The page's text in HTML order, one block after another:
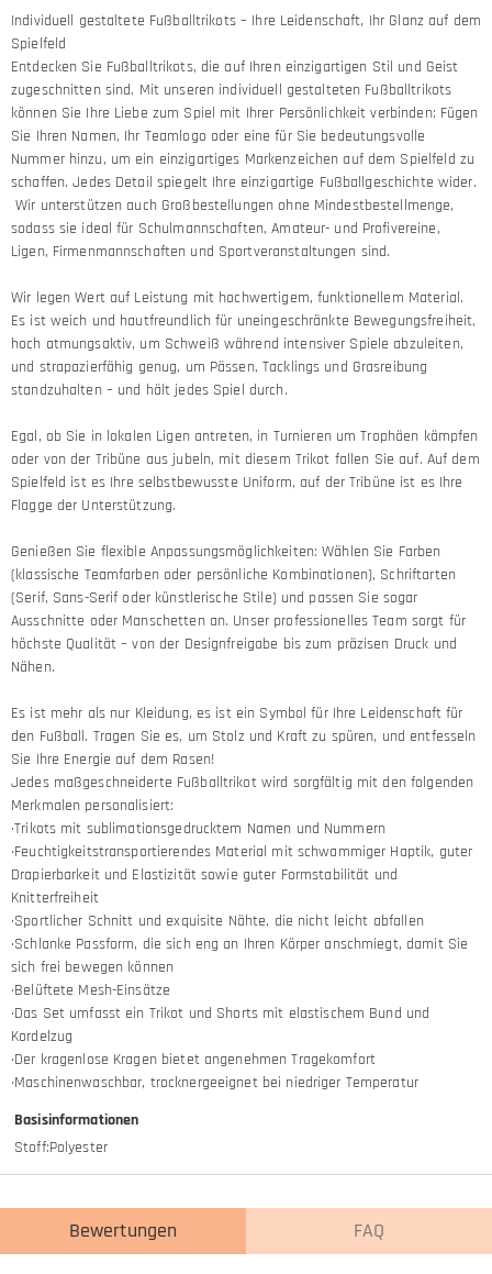
Individuell gestaltete Fußballtrikots – Ihre Leidenschaft, Ihr Glanz auf dem
Spielfeld
Entdecken Sie Fußballtrikots, die auf Ihren einzigartigen Stil und Geist
zugeschnitten sind. Mit unseren individuell gestalteten Fußballtrikots
können Sie Ihre Liebe zum Spiel mit Ihrer Persönlichkeit verbinden: Fügen
Sie Ihren Namen, Ihr Teamlogo oder eine für Sie bedeutungsvolle
Nummer hinzu, um ein einzigartiges Markenzeichen auf dem Spielfeld zu
schaffen. Jedes Detail spiegelt Ihre einzigartige Fußballgeschichte wider.
Wir unterstützen auch Großbestellungen ohne Mindestbestellmenge,
sodass sie ideal für Schulmannschaften, Amateur- und Profivereine,
Ligen, Firmenmannschaften und Sportveranstaltungen sind.
Wir legen Wert auf Leistung mit hochwertigem, funktionellem Material.
Es ist weich und hautfreundlich für uneingeschränkte Bewegungsfreiheit,
hoch atmungsaktiv, um Schweiß während intensiver Spiele abzuleiten,
und strapazierfähig genug, um Pässen, Tacklings und Grasreibung
standzuhalten – und hält jedes Spiel durch.
Egal, ob Sie in lokalen Ligen antreten, in Turnieren um Trophäen kämpfen
oder von der Tribüne aus jubeln, mit diesem Trikot fallen Sie auf. Auf dem
Spielfeld ist es Ihre selbstbewusste Uniform, auf der Tribüne ist es Ihre
Flagge der Unterstützung.
Genießen Sie flexible Anpassungsmöglichkeiten: Wählen Sie Farben
(klassische Teamfarben oder persönliche Kombinationen), Schriftarten
(Serif, Sans-Serif oder künstlerische Stile) und passen Sie sogar
Ausschnitte oder Manschetten an. Unser professionelles Team sorgt für
höchste Qualität – von der Designfreigabe bis zum präzisen Druck und
Nähen.
Es ist mehr als nur Kleidung, es ist ein Symbol für Ihre Leidenschaft für
den Fußball. Tragen Sie es, um Stolz und Kraft zu spüren, und entfesseln
Sie Ihre Energie auf dem Rasen!
Jedes maßgeschneiderte Fußballtrikot wird sorgfältig mit den folgenden
Merkmalen personalisiert:
·Trikots mit sublimationsgedrucktem Namen und Nummern
·Feuchtigkeitstransportierendes Material mit schwammiger Haptik, guter
Drapierbarkeit und Elastizität sowie guter Formstabilität und
Knitterfreiheit
·Sportlicher Schnitt und exquisite Nähte, die nicht leicht abfallen
·Schlanke Passform, die sich eng an Ihren Körper anschmiegt, damit Sie
sich frei bewegen können
·Belüftete Mesh-Einsätze
·Das Set umfasst ein Trikot und Shorts mit elastischem Bund und
Kordelzug
·Der kragenlose Kragen bietet angenehmen Tragekomfort
·Maschinenwaschbar, trocknergeeignet bei niedriger Temperatur
Basisinformationen
Stoff:Polyester
Bewertungen FAQ